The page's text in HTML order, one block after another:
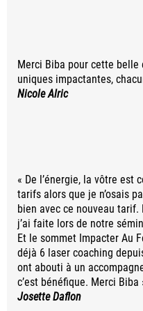
Merci Biba pour cette
uniques impactantes,
Nicole Alric
« De l’énergie, la vôtre est
tarifs alors que je n’osais
bien avec ce nouveau tarif.
j’ai faite lors de notre
Et le sommet Impacter Au
déjà 6 laser coaching
ont abouti à un
c’est bénéfique. Merci Biba
Josette Daflon